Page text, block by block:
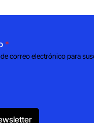
*
correo electrónico para